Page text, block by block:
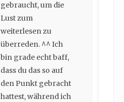
gebraucht, um die
Lust zum
weiterlesen zu
überreden. ^^ Ich
bin grade echt baff,
dass du das so auf
den Punkt gebracht
hattest, während ich